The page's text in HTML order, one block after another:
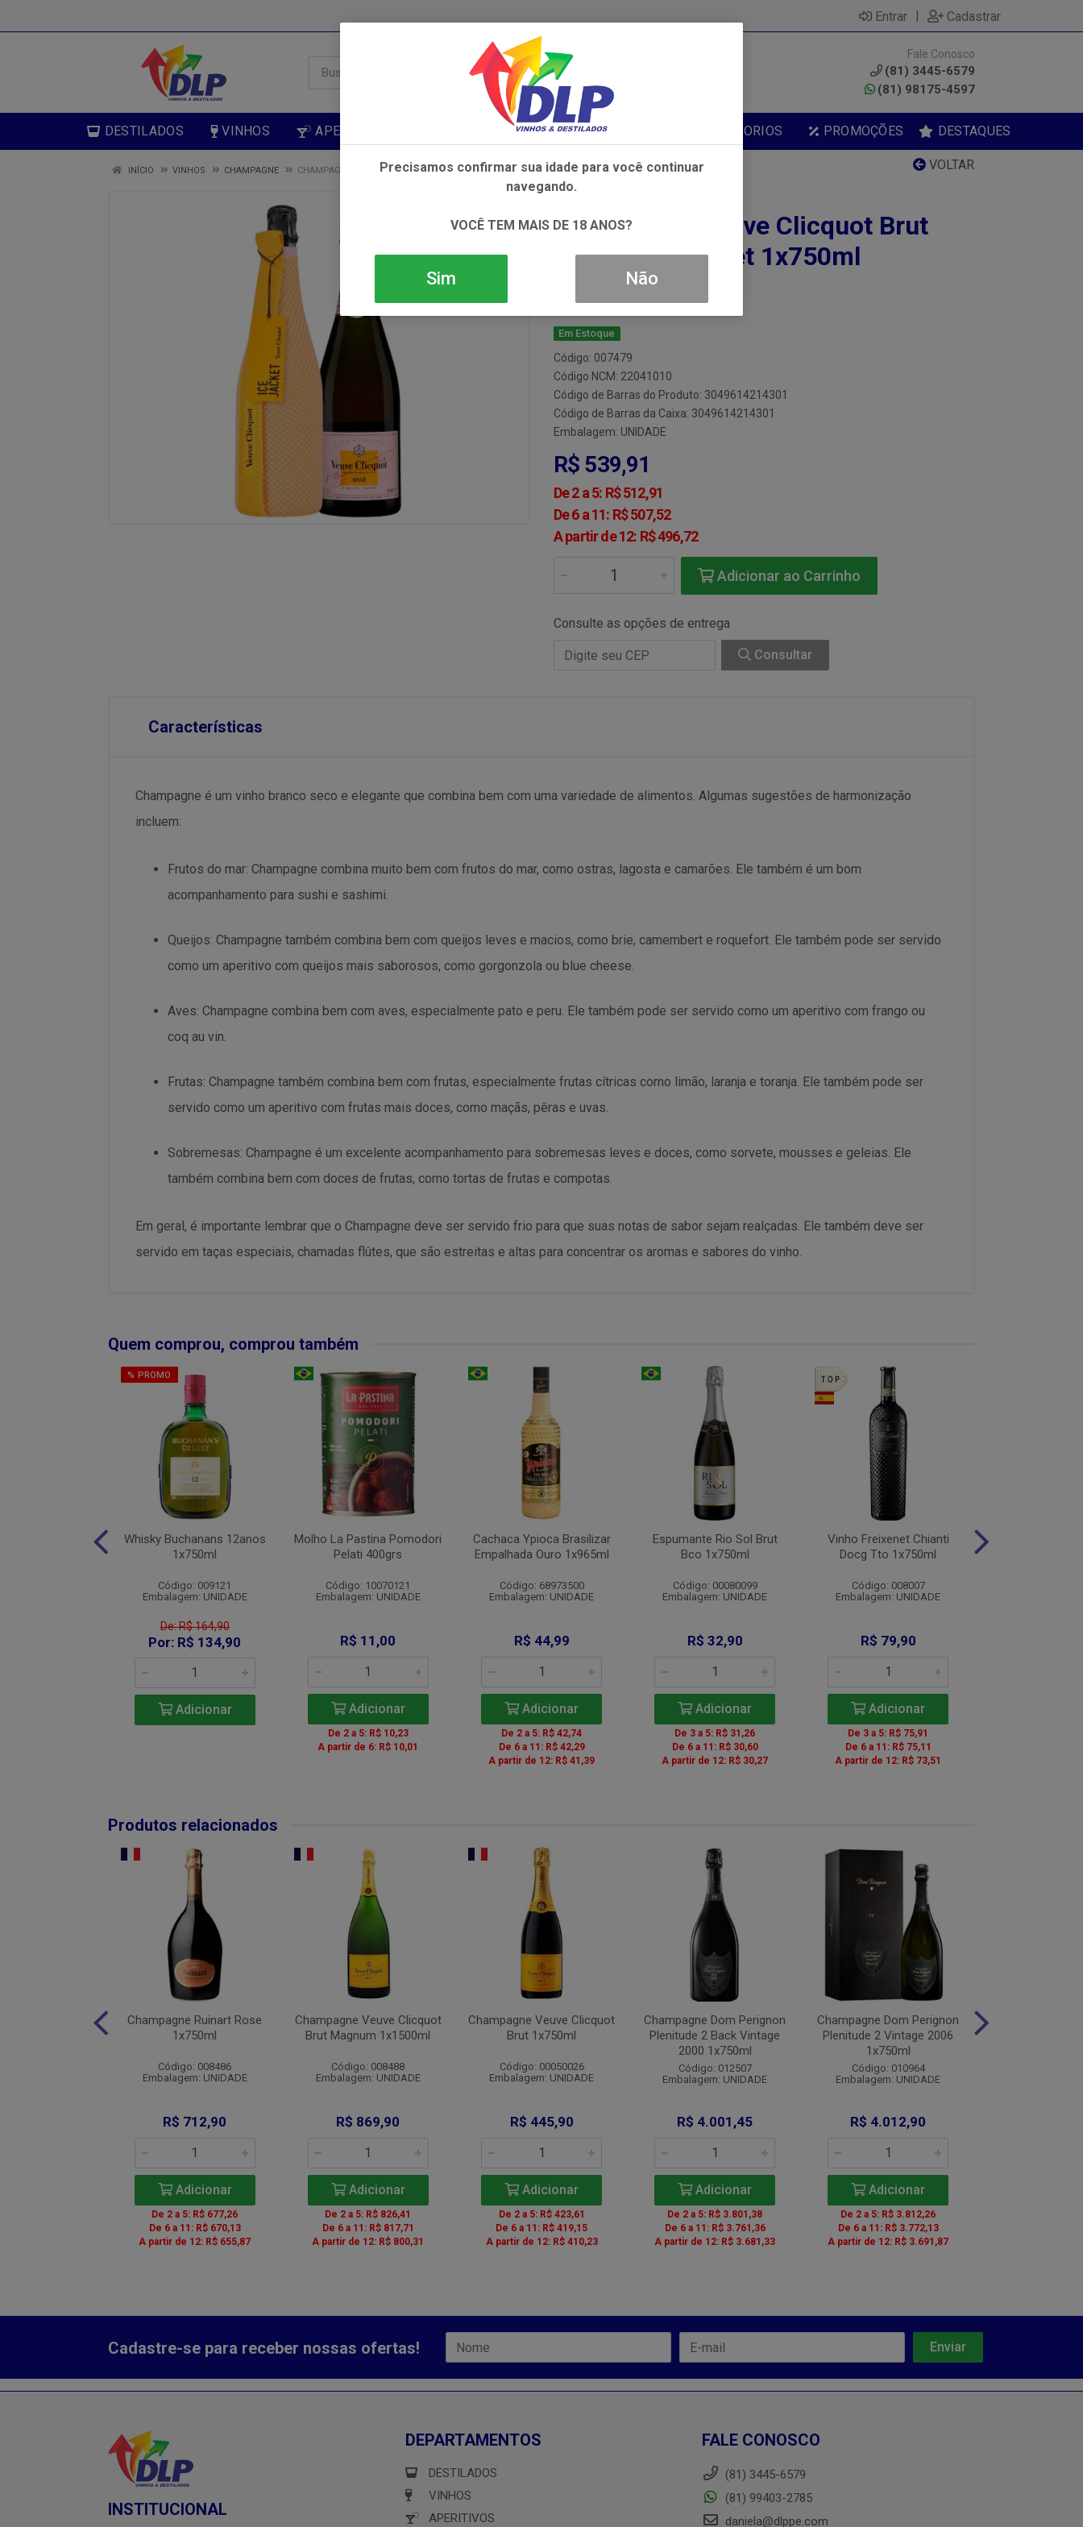
Entrar | Cadastrar
Fale Conosco
(81) 3445-6579
(81) 98175-4597
DESTILADOS VINHOS APERITIVOS NÃO ALCOÓLICOS ALIMENTOS ACESSORIOS PROMOÇÕES DESTAQUES
VOLTAR
INÍCIO VINHOS CHAMPAGNE CHAMPAGNE VEUVE CLICQUOT BRUT ROSE NEW JACKET 1X750ML
Champagne Veuve Clicquot Brut
Rose New Jacket 1x750ml
Em Estoque
Código: 007479
Código NCM: 22041010
Código de Barras do Produto: 3049614214301
Código de Barras da Caixa: 3049614214301
Embalagem: UNIDADE
R$ 539,91
De 2 a 5: R$ 512,91
De 6 a 11: R$ 507,52
A partir de 12: R$ 496,72
Adicionar ao Carrinho
Consulte as opções de entrega
Consultar
Características
Champagne é um vinho branco seco e elegante que combina bem com uma variedade de alimentos. Algumas sugestões de harmonização
incluem:
Frutos do mar: Champagne combina muito bem com frutos do mar, como ostras, lagosta e camarões. Ele também é um bom
acompanhamento para sushi e sashimi.
Queijos: Champagne também combina bem com queijos leves e macios, como brie, camembert e roquefort. Ele também pode ser servido
como um aperitivo com queijos mais saborosos, como gorgonzola ou blue cheese.
Aves: Champagne combina bem com aves, especialmente pato e peru. Ele também pode ser servido como um aperitivo com frango ou
coq au vin.
Frutas: Champagne também combina bem com frutas, especialmente frutas cítricas como limão, laranja e toranja. Ele também pode ser
servido como um aperitivo com frutas mais doces, como maçãs, pêras e uvas.
Sobremesas: Champagne é um excelente acompanhamento para sobremesas leves e doces, como sorvete, mousses e geleias. Ele
também combina bem com doces de frutas, como tortas de frutas e compotas.
Em geral, é importante lembrar que o Champagne deve ser servido frio para que suas notas de sabor sejam realçadas. Ele também deve ser
servido em taças especiais, chamadas flûtes, que são estreitas e altas para concentrar os aromas e sabores do vinho.
Quem comprou, comprou também
% PROMO
Whisky Buchanans 12anos
1x750ml
Código: 009121
Embalagem: UNIDADE
De: R$ 164,90
Por: R$ 134,90
Adicionar
Molho La Pastina Pomodori
Pelati 400grs
Código: 10070121
Embalagem: UNIDADE
R$ 11,00
Adicionar
De 2 a 5: R$ 10,23
A partir de 6: R$ 10,01
Cachaca Ypioca Brasilizar
Empalhada Ouro 1x965ml
Código: 68973500
Embalagem: UNIDADE
R$ 44,99
Adicionar
De 2 a 5: R$ 42,74
De 6 a 11: R$ 42,29
A partir de 12: R$ 41,39
Espumante Rio Sol Brut
Bco 1x750ml
Código: 00080099
Embalagem: UNIDADE
R$ 32,90
Adicionar
De 3 a 5: R$ 31,26
De 6 a 11: R$ 30,60
A partir de 12: R$ 30,27
Vinho Freixenet Chianti
Docg Tto 1x750ml
Código: 008007
Embalagem: UNIDADE
R$ 79,90
Adicionar
De 3 a 5: R$ 75,91
De 6 a 11: R$ 75,11
A partir de 12: R$ 73,51
Produtos relacionados
Champagne Ruinart Rose
1x750ml
Código: 008486
Embalagem: UNIDADE
R$ 712,90
Adicionar
De 2 a 5: R$ 677,26
De 6 a 11: R$ 670,13
A partir de 12: R$ 655,87
Champagne Veuve Clicquot
Brut Magnum 1x1500ml
Código: 008488
Embalagem: UNIDADE
R$ 869,90
Adicionar
De 2 a 5: R$ 826,41
De 6 a 11: R$ 817,71
A partir de 12: R$ 800,31
Champagne Veuve Clicquot
Brut 1x750ml
Código: 00050026
Embalagem: UNIDADE
R$ 445,90
Adicionar
De 2 a 5: R$ 423,61
De 6 a 11: R$ 419,15
A partir de 12: R$ 410,23
Champagne Dom Perignon
Plenitude 2 Back Vintage
2000 1x750ml
Código: 012507
Embalagem: UNIDADE
R$ 4.001,45
Adicionar
De 2 a 5: R$ 3.801,38
De 6 a 11: R$ 3.761,36
A partir de 12: R$ 3.681,33
Champagne Dom Perignon
Plenitude 2 Vintage 2006
1x750ml
Código: 010964
Embalagem: UNIDADE
R$ 4.012,90
Adicionar
De 2 a 5: R$ 3.812,26
De 6 a 11: R$ 3.772,13
A partir de 12: R$ 3.691,87
Cadastre-se para receber nossas ofertas!
INSTITUCIONAL
DEPARTAMENTOS
DESTILADOS
VINHOS
APERITIVOS
FALE CONOSCO
(81) 3445-6579
(81) 99403-2785
daniela@dlppe.com
Precisamos confirmar sua idade para você continuar
navegando.
VOCÊ TEM MAIS DE 18 ANOS?
Sim Não